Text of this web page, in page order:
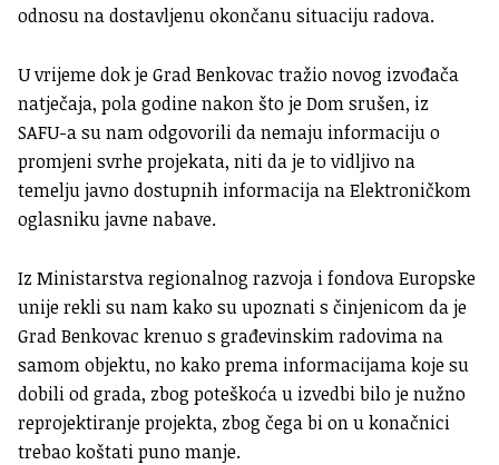
odnosu na dostavljenu okončanu situaciju radova.
U vrijeme dok je Grad Benkovac tražio novog izvođača
natječaja, pola godine nakon što je Dom srušen, iz
SAFU-a su nam odgovorili da nemaju informaciju o
promjeni svrhe projekata, niti da je to vidljivo na
temelju javno dostupnih informacija na Elektroničkom
oglasniku javne nabave.
Iz Ministarstva regionalnog razvoja i fondova Europske
unije rekli su nam kako su upoznati s činjenicom da je
Grad Benkovac krenuo s građevinskim radovima na
samom objektu, no kako prema informacijama koje su
dobili od grada, zbog poteškoća u izvedbi bilo je nužno
reprojektiranje projekta, zbog čega bi on u konačnici
trebao koštati puno manje.